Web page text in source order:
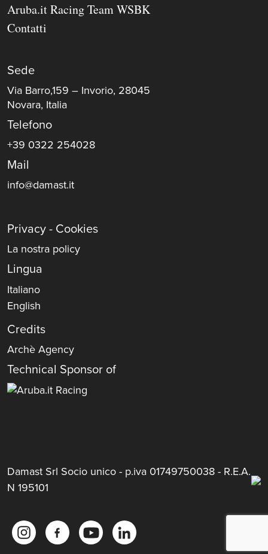
Aruba.it Racing Team WSBK
Contatti
Sede
Via Barro,159 – Invorio, 28045
Novara, Italia
Telefono
+39 0322 254028
Mail
info@damast.it
Privacy - Cookies
La nostra policy
Lingua
Italiano
English
Credits
Archè Agency
Technical Sponsor of
Damast Srl Socio unico - p.iva 01749750038 - R.E.A.
N 195101